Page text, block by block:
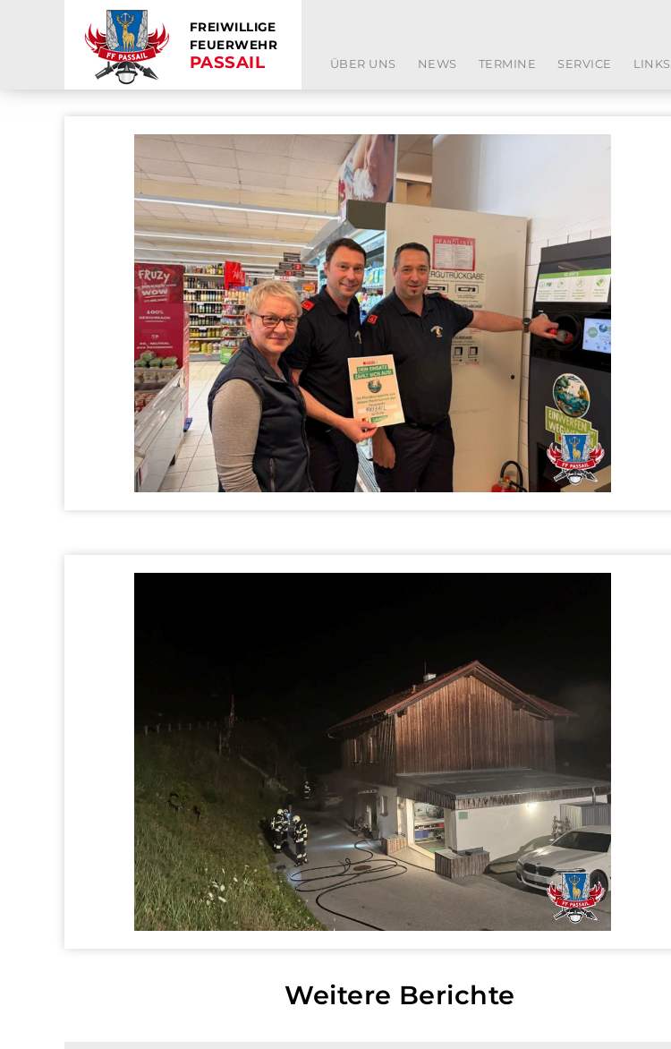
FREIWILLIGE
FEUERWEHR
PASSAIL ÜBER UNS NEWS TERMINE SERVICE LINKS
Weitere Berichte